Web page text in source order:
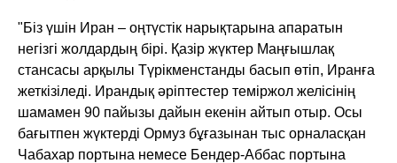
"Біз үшін Иран – оңтүстік нарықтарына апаратын
негізгі жолдардың бірі. Қазір жүктер Маңғышлақ
стансасы арқылы Түрікменстанды басып өтіп, Иранға
жеткізіледі. Ирандық әріптестер теміржол желісінің
шамамен 90 пайызы дайын екенін айтып отыр. Осы
бағытпен жүктерді Ормуз бұғазынан тыс орналасқан
Чабахар портына немесе Бендер-Аббас портына